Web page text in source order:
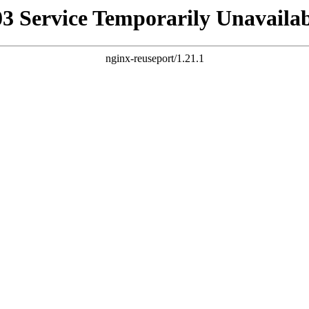
Service Temporarily
nginx-reuseport/1.21.1